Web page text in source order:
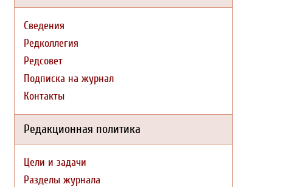
Сведения
Редколлегия
Редсовет
Подписка на журнал
Контакты
Редакционная политика
Цели и задачи
Разделы журнала